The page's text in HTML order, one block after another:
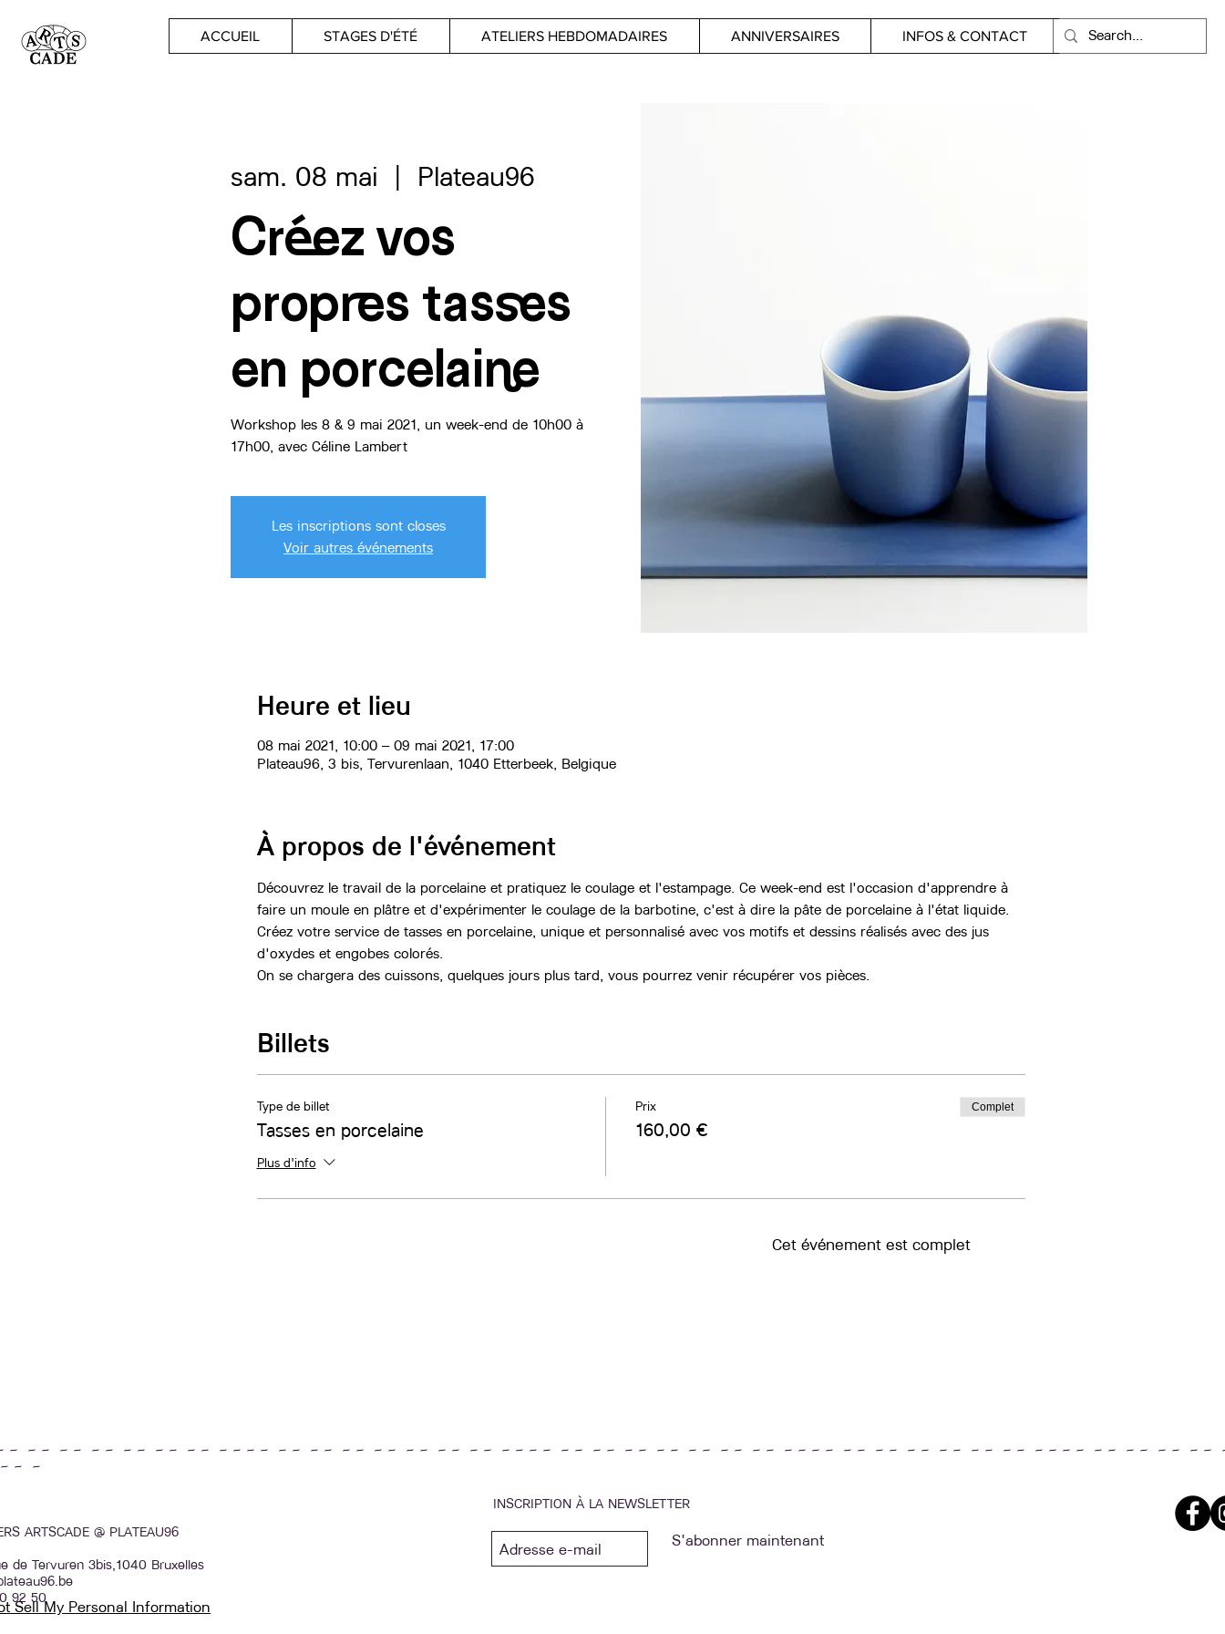
ACCUEIL STAGES D'ÉTÉ ATELIERS HEBDOMADAIRES ANNIVERSAIRES INFOS & CONTACT
sam. 08 mai Plateau96
Créez vos
propres tasses
en porcelaine
Workshop les 8 & 9 mai 2021, un week-end de 10h00 à
Les inscriptions sont closes
Voir autres événements
Heure et lieu
08 mai 2021, 10:00 – 09 mai 2021, 17:00
Plateau96, 3 bis, Tervurenlaan, 1040 Etterbeek, Belgique
À propos de l'événement
Découvrez le travail de la porcelaine et pratiquez le coulage et l'estampage. Ce week-end est l'occasion d'apprendre à
faire un moule en plâtre et d'expérimenter le coulage de la barbotine, c'est à dire la pâte de porcelaine à l'état liquide.
Créez votre service de tasses en porcelaine, unique et personnalisé avec vos motifs et dessins réalisés avec des jus
d'oxydes et engobes colorés.
On se chargera des cuissons, quelques jours plus tard, vous pourrez venir récupérer vos pièces.
Billets
Type de billet
Tasses en porcelaine
Plus d'info
Prix
160,00 €
Complet
Cet événement est complet
~ ~ ~ ~ ~ ~ ~ ~ ~ ~ ~ ~ ~ ~ ~ ~ ~ ~ ~ ~ ~ ~ ~ ~ ~ ~ ~ ~ ~ ~ ~ ~ ~ ~ ~ ~ ~ ~ ~ ~ ~ ~ ~ ~ ~ ~ ~ ~ ~ ~ ~ ~ ~ ~ ~ ~ ~ ~ ~ ~ ~ ~ ~ ~ ~ ~ ~ ~ ~ ~ ~ ~ ~ ~ ~ ~ ~
~ ~
ARTSCADE @ PLATEAU96
de Tervuren 3bis,1040 Bruxelles
92 50
INSCRIPTION À LA NEWSLETTER
S'abonner maintenant
Sell My Personal Information